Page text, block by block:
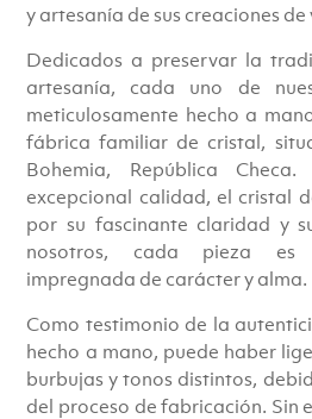
y artesanía de sus creaciones
Dedicados a preservar la
artesanía, cada uno de
meticulosamente hecho a
fábrica familiar de cristal,
Bohemia, República
excepcional calidad, el cristal
por su fascinante claridad y
nosotros, cada pieza es
impregnada de carácter y alma.
Como testimonio de la
hecho a mano, puede haber
burbujas y tonos distintos,
del proceso de fabricación. Sin